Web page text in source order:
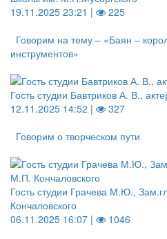
19.11.2025 23:21 |
225
Говорим на тему – «Баян –
инструментов»
Гость студии Бавтриков А. В.,
12.11.2025 14:52 |
327
Говорим о творческом пути
Гость студии Грачева М.Ю.,
Кончаловского
06.11.2025 16:07 |
1046